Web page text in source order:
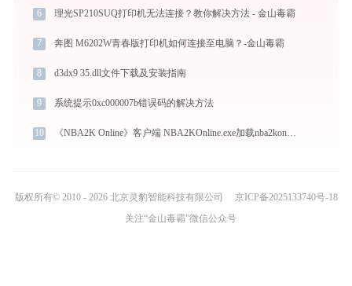
6 理光SP210SUQ打印机无法连接？教你解决方法 - 金山毒霸
7 奔图 M6202W青春版打印机如何连接至电脑？-金山毒霸
8 d3dx9 35.dll文件下载及安装指南
9 系统提示0xc000007b错误码的解决方法
10 《NBA2K Online》客户端 NBA2KOnline.exe加载nba2konlinebase.dll文件丢失处理办法
版权所有© 2010 - 2026 北京灵豹智能科技有限公司
京ICP备2025133740号-18
关注“金山毒霸”微信公众号